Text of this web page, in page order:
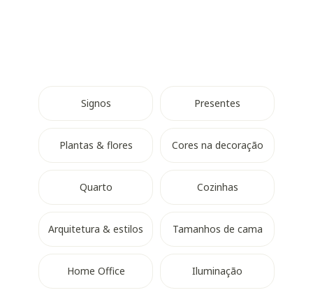
Signos Presentes
Plantas & flores Cores na decoração
Quarto Cozinhas
Arquitetura & estilos Tamanhos de cama
Home Office Iluminação